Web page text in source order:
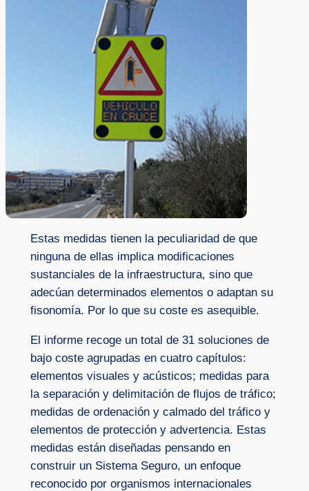
Estas medidas tienen la peculiaridad de que
ninguna de ellas implica modificaciones
sustanciales de la infraestructura, sino que
adecúan determinados elementos o adaptan su
fisonomía. Por lo que su coste es asequible.
El informe recoge un total de 31 soluciones de
bajo coste agrupadas en cuatro capítulos:
elementos visuales y acústicos; medidas para
la separación y delimitación de flujos de tráfico;
medidas de ordenación y calmado del tráfico y
elementos de protección y advertencia. Estas
medidas están diseñadas pensando en
construir un Sistema Seguro, un enfoque
reconocido por organismos internacionales